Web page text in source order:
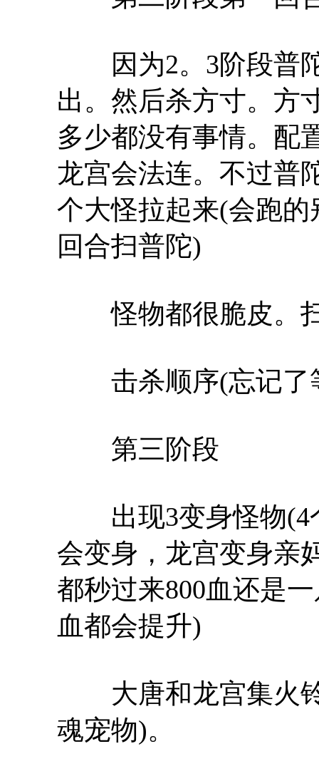
因为2。3阶段普陀
出。然后杀方寸。方
多少都没有事情。配
龙宫会法连。不过普
个大怪拉起来(会跑
回合扫普陀)
怪物都很脆皮。
击杀顺序(忘记了
第三阶段
出现3变身怪物(4
会变身，龙宫变身亲
都秒过来800血还是
血都会提升)
大唐和龙宫集火铃
魂宠物)。